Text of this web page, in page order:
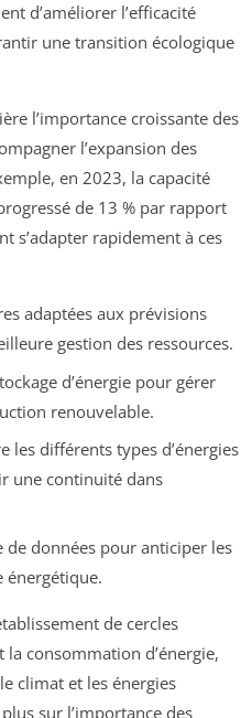
d’améliorer l’efficacité
une transition écologique
l’importance croissante des
l’expansion des
en 2023, la capacité
de 13 % par rapport
s’adapter rapidement à ces
adaptées aux prévisions
gestion des ressources.
d’énergie pour gérer
renouvelable.
les différents types d’énergies
une continuité dans
de données pour anticiper les
énergétique.
de cercles
consommation d’énergie,
climat et les énergies
sur l’importance des